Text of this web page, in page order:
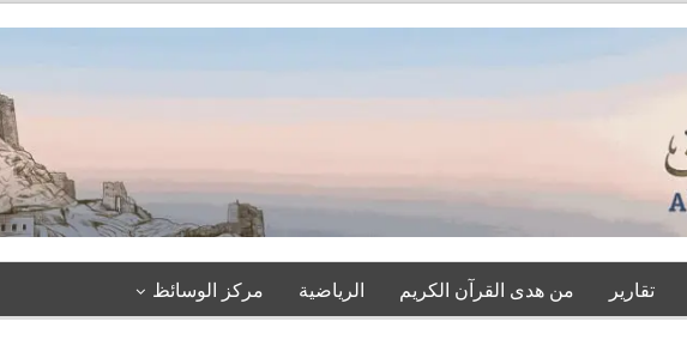
تقارير من هدى القرآن الكريم الرياضية مركز الوسائظ